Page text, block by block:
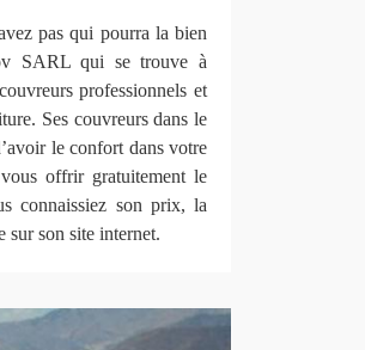
pas qui pourra la bien
SARL qui se trouve à
professionnels et
Ses couvreurs dans le
le confort dans votre
offrir gratuitement le
connaissiez son prix, la
sur son site internet.